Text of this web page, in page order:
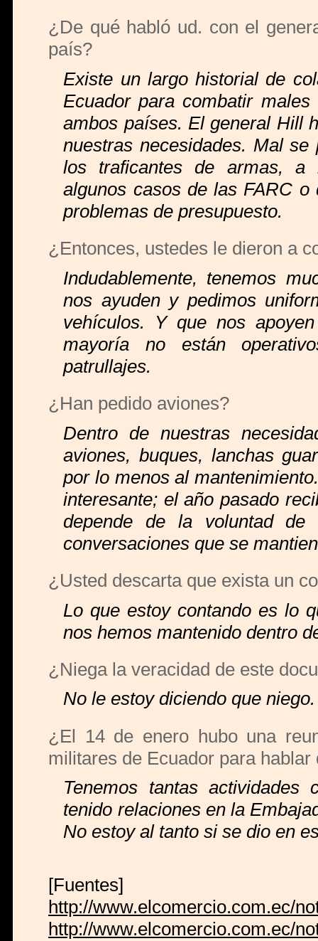
¿De qué habló ud. con el
país?
Existe un largo historial de
Ecuador para combatir
ambos países. El general Hill
nuestras necesidades. Mal
los traficantes de armas, a
algunos casos de las FARC
problemas de presupuesto.
¿Entonces, ustedes le dieron a
Indudablemente, tenemos
nos ayuden y pedimos
vehículos. Y que nos
mayoría no están
patrullajes.
¿Han pedido aviones?
Dentro de nuestras
aviones, buques, lanchas
por lo menos al
interesante; el año pasado
depende de la voluntad
conversaciones que se
¿Usted descarta que exista un
Lo que estoy contando es lo
nos hemos mantenido dentro
¿Niega la veracidad de este
No le estoy diciendo que
¿El 14 de enero hubo una
militares de Ecuador para
Tenemos tantas
tenido relaciones en la
No estoy al tanto si se dio en
[Fuentes]
http://www.elcomercio.com.ec/
http://www.elcomercio.com.ec/